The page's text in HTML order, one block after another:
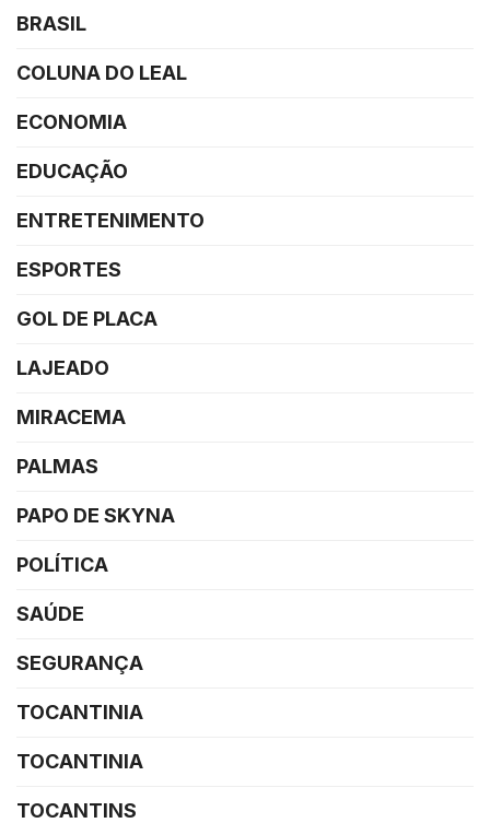
BRASIL
COLUNA DO LEAL
ECONOMIA
EDUCAÇÃO
ENTRETENIMENTO
ESPORTES
GOL DE PLACA
LAJEADO
MIRACEMA
PALMAS
PAPO DE SKYNA
POLÍTICA
SAÚDE
SEGURANÇA
TOCANTINIA
TOCANTINIA
TOCANTINS